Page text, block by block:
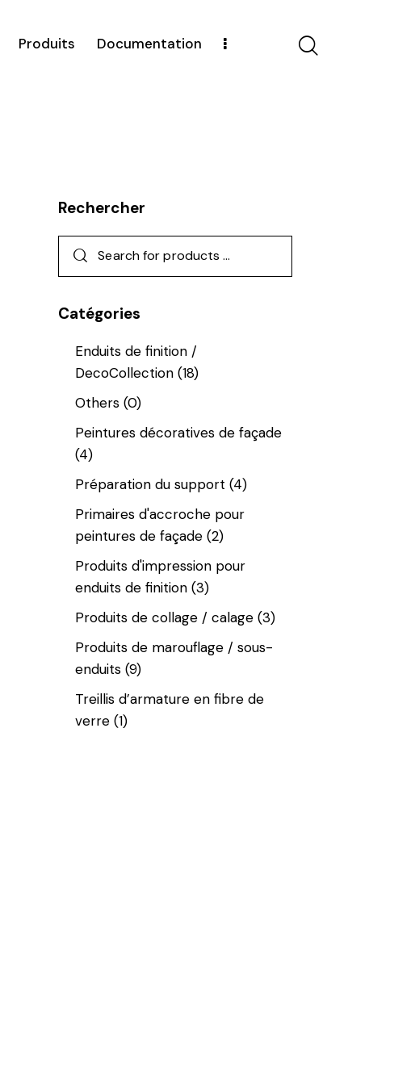
Produits Documentation
Rechercher
Catégories
Enduits de finition /
DecoCollection (18)
Others (0)
Peintures décoratives de façade
(4)
Préparation du support (4)
Primaires d'accroche pour
peintures de façade (2)
Produits d'impression pour
enduits de finition (3)
Produits de collage / calage (3)
Produits de marouflage / sous-
enduits (9)
Treillis d’armature en fibre de
verre (1)